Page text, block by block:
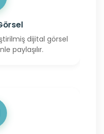
dijital görsel
paylaşılır.